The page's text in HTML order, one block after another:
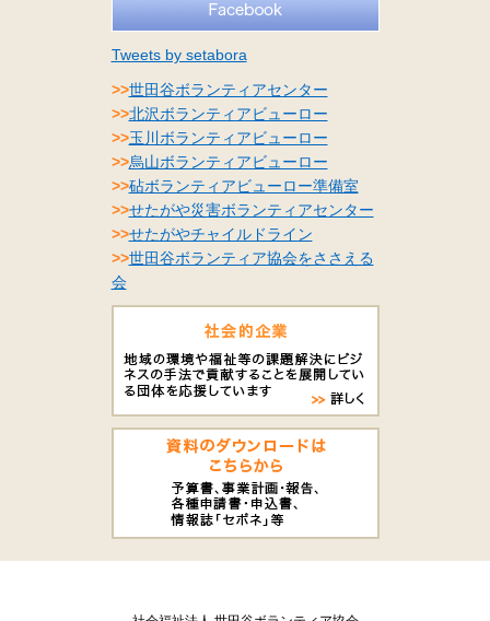
Tweets by setabora
>>世田谷ボランティアセンター
>>北沢ボランティアビューロー
>>玉川ボランティアビューロー
>>烏山ボランティアビューロー
>>砧ボランティアビューロー準備室
>>せたがや災害ボランティアセンター
>>せたがやチャイルドライン
>>世田谷ボランティア協会をささえる
会